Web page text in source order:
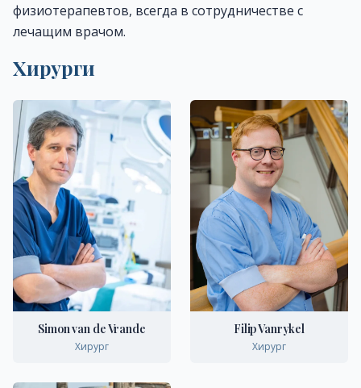
физиотерапевтов, всегда в сотрудничестве с
лечащим врачом.
Хирурги
Simon van de Vrande
Хирург
Filip Vanrykel
Хирург